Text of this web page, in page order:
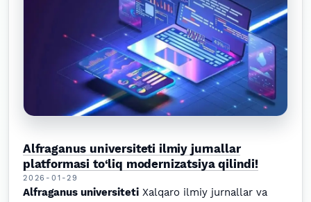
Alfraganus universiteti ilmiy jurnallar
platformasi to‘liq modernizatsiya qilindi!
2026-01-29
Alfraganus universiteti Xalqaro ilmiy jurnallar va